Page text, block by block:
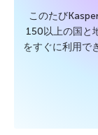
このたび
150以上の国と
をすぐに利用で